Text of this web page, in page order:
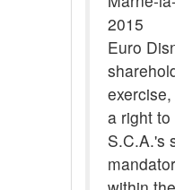
2015
Euro
a right
S.C.A.'s